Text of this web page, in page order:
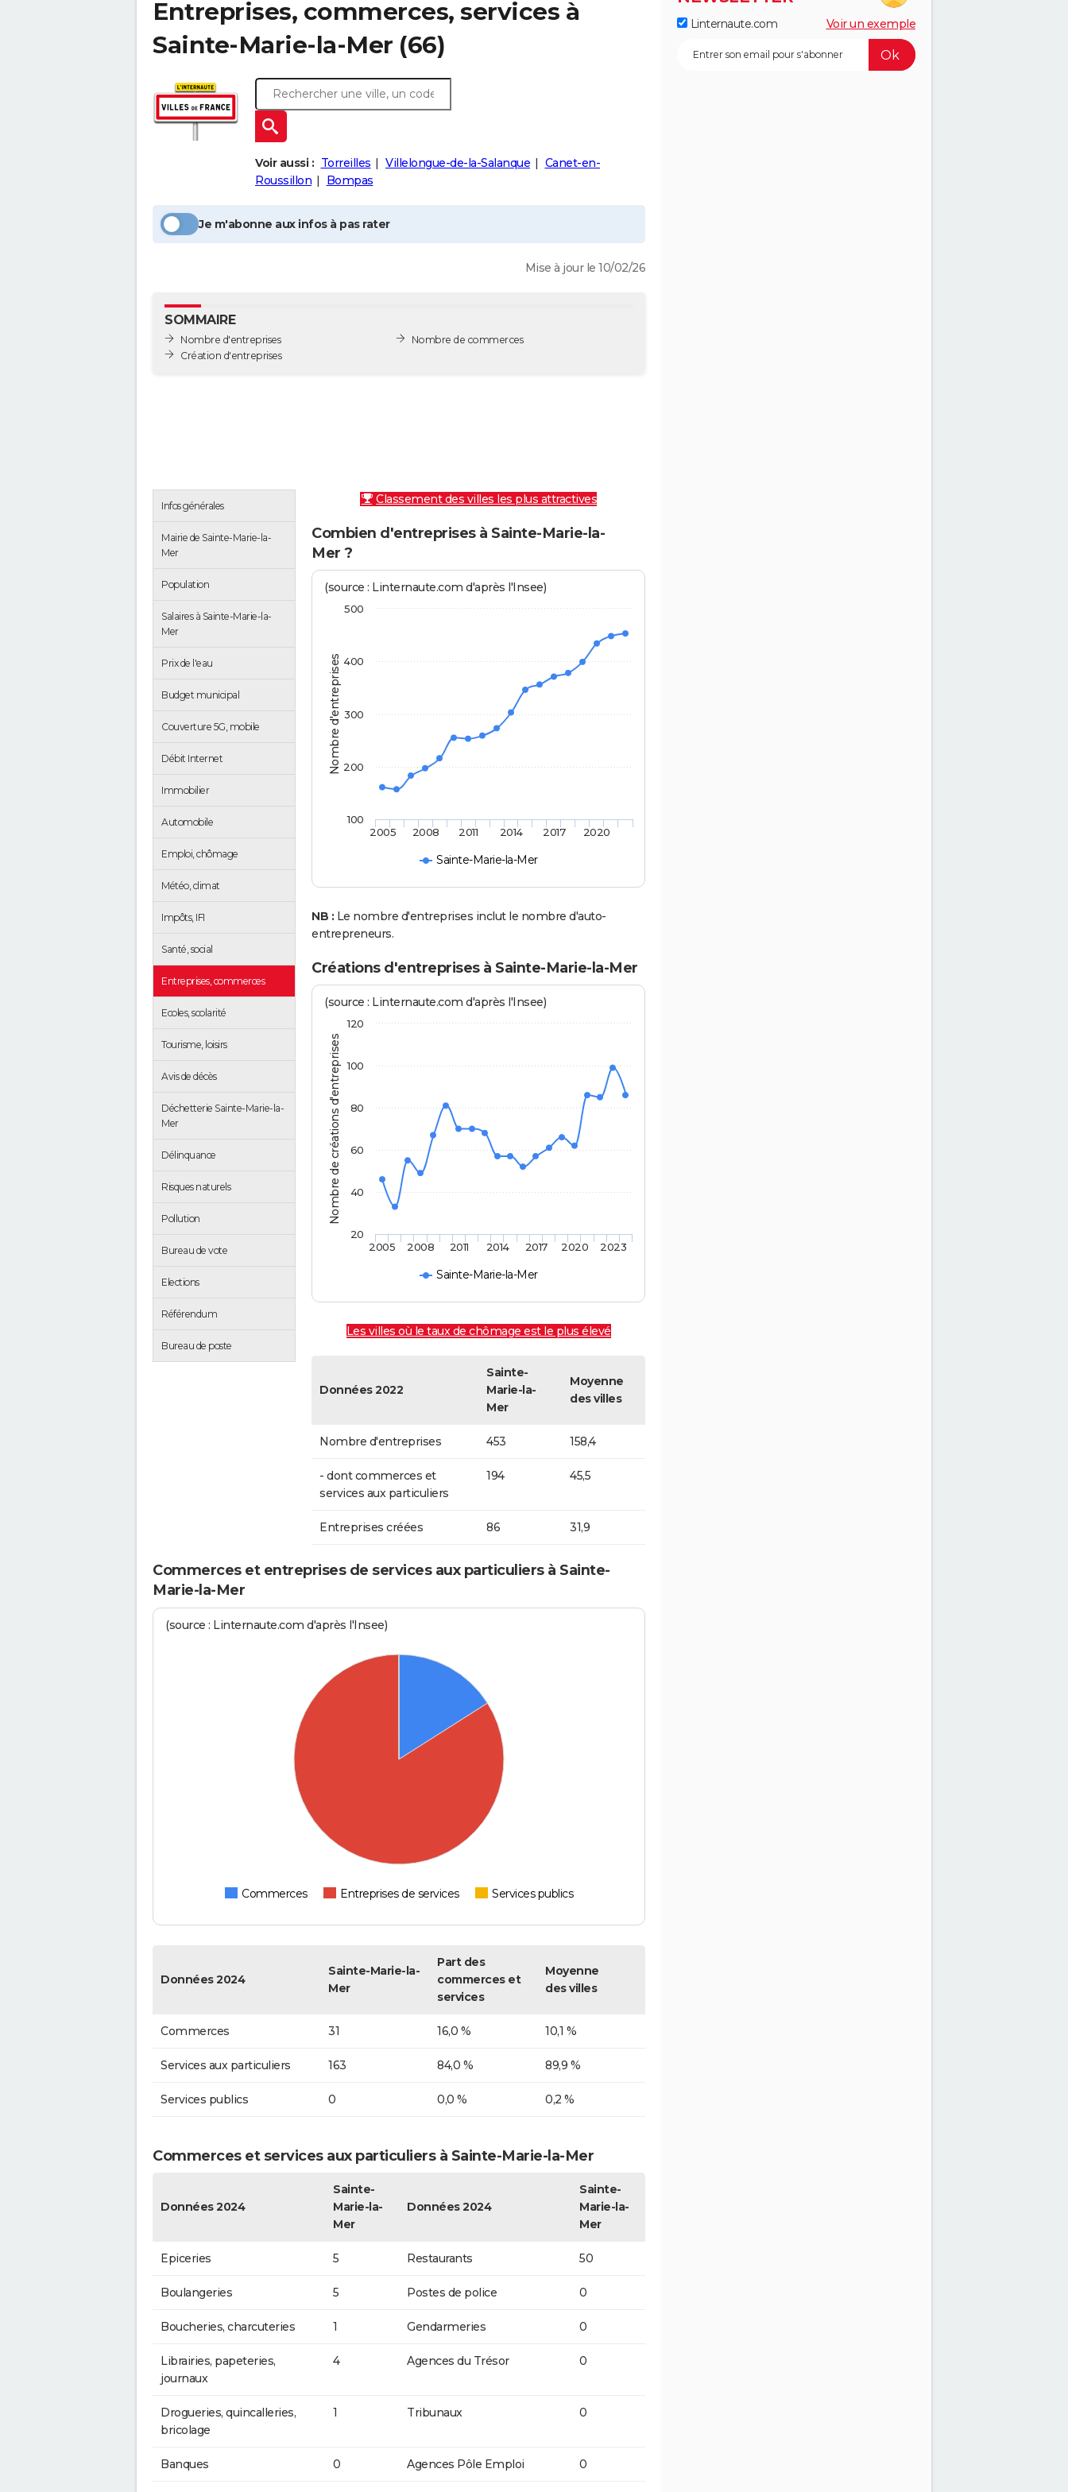
Entreprises, commerces, services à
Sainte-Marie-la-Mer (66)
Voir aussi : Torreilles Villelongue-de-la-Salanque
Canet-en-
Roussillon
Bompas
Je m'abonne aux infos à pas rater
Mise à jour le 10/02/26
SOMMAIRE
Nombre d'entreprises
Création d'entreprises
Nombre de commerces
Infos générales
Mairie de Sainte-Marie-la-
Mer
Population
Salaires à Sainte-Marie-la-
Mer
Prix de l'eau
Budget municipal
Couverture 5G, mobile
Débit Internet
Immobilier
Automobile
Emploi, chômage
Météo, climat
Impôts, IFI
Santé, social
Entreprises, commerces
Ecoles, scolarité
Tourisme, loisirs
Avis de décès
Déchetterie Sainte-Marie-la-
Mer
Délinquance
Risques naturels
Pollution
Bureau de vote
Elections
Référendum
Bureau de poste
Classement des villes les plus attractives
Combien d'entreprises à Sainte-Marie-la-
Mer ?
Nombre d'entreprises
(source : Linternaute.com d'après l'Insee)
Sainte-Marie-la-Mer
2005 2008 2011 2014 2017 2020
100
200
300
400
500
NB : Le nombre d'entreprises inclut le nombre d'auto-
entrepreneurs.
Créations d'entreprises à Sainte-Marie-la-Mer
Nombre de créations d'entreprises
(source : Linternaute.com d'après l'Insee)
Sainte-Marie-la-Mer
2005 2008 2011 2014 2017 2020 2023
20
40
60
80
100
120
Les villes où le taux de chômage est le plus élevé
Données 2022
Sainte-
Marie-la-
Mer
Moyenne
des villes
Nombre d'entreprises 453 158,4
- dont commerces et
services aux particuliers
194 45,5
Entreprises créées 86 31,9
Commerces et entreprises de services aux particuliers à Sainte-
Marie-la-Mer
(source : Linternaute.com d'après l'Insee)
Commerces Entreprises de services Services publics
Données 2024
Sainte-Marie-la-
Mer
Part des
commerces et
services
Moyenne
des villes
Commerces 31 16,0 % 10,1 %
Services aux particuliers 163 84,0 % 89,9 %
Services publics 0 0,0 % 0,2 %
Commerces et services aux particuliers à Sainte-Marie-la-Mer
Données 2024
Sainte-
Marie-la-
Mer
Données 2024
Sainte-
Marie-la-
Mer
Epiceries 5 Restaurants 50
Boulangeries 5 Postes de police 0
Boucheries, charcuteries 1 Gendarmeries 0
Librairies, papeteries,
journaux
4 Agences du Trésor 0
Drogueries, quincalleries,
bricolage
1 Tribunaux 0
Banques 0 Agences Pôle Emploi 0
Linternaute.com Voir un exemple